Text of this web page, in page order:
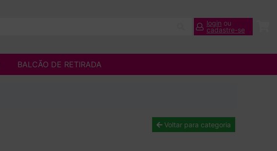
login ou
cadastre-se
BALCÃO DE RETIRADA
Voltar para categoria